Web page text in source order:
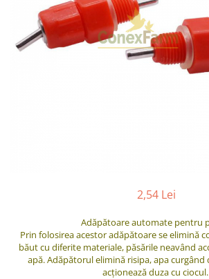
2,54 Lei
Adăpătoare automate pentru
Prin folosirea acestor adăpătoare se elimină
băut cu diferite materiale, păsările neavând
apă. Adăpătorul elimină risipa, apa curgând
acţionează duza cu ciocul.